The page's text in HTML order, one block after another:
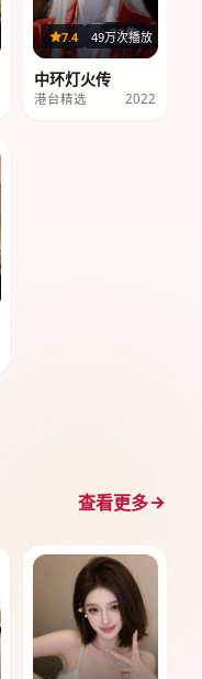
23集
7.4 49万次播放
中环灯火传
港台精选 2022
查看更多